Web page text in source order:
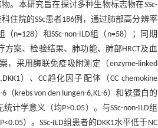
。本研究旨在探讨多种生物标志物在SSc-
住院的SSc患者186例，通过肺部高分辨率
n=128）和SSc-non-ILD组（n=58）；同期
案、检验结果、肺功能、肺部HRCT及血
，采用酶联免疫吸附测定（enzyme-linked
）、CC趋化因子配体（CC chemokine
（krebs von den lungen-6,KL-6）和铁蛋白的
计学意义（均P>0.05）。与SSc-non-ILD组
）。SSc-ILD组患者的DKK1水平低于NC